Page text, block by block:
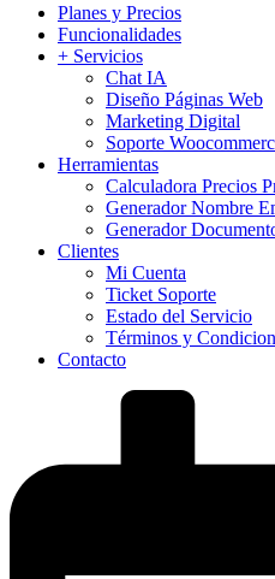
Planes y Precios
Funcionalidades
+ Servicios
Chat IA
Diseño Páginas Web
Marketing Digital
Soporte
Herramientas
Calculadora Precios
Generador Nombre
Generador
Clientes
Mi Cuenta
Ticket Soporte
Estado del Servicio
Términos y
Contacto